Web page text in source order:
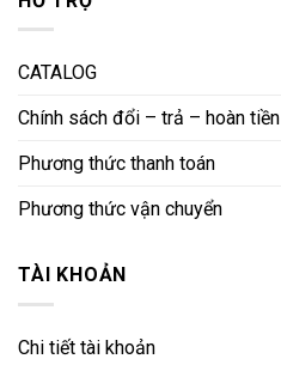
CATALOG
Chính sách đổi – trả – hoàn tiền
Phương thức thanh toán
Phương thức vận chuyển
TÀI KHOẢN
Chi tiết tài khoản